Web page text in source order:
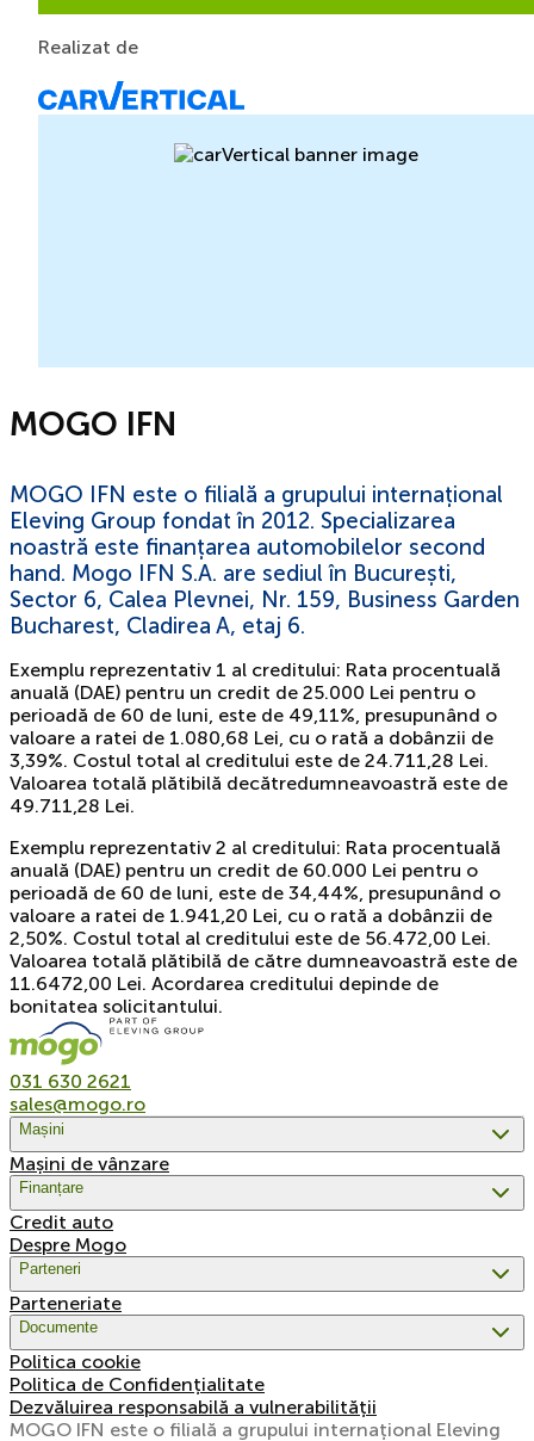
Realizat de
MOGO IFN
MOGO IFN este o filială a grupului internațional
Eleving Group fondat în 2012. Specializarea
noastră este finanțarea automobilelor second
hand. Mogo IFN S.A. are sediul în București,
Sector 6, Calea Plevnei, Nr. 159, Business Garden
Bucharest, Cladirea A, etaj 6.
Exemplu reprezentativ 1 al creditului: Rata procentuală
anuală (DAE) pentru un credit de 25.000 Lei pentru o
perioadă de 60 de luni, este de 49,11%, presupunând o
valoare a ratei de 1.080,68 Lei, cu o rată a dobânzii de
3,39%. Costul total al creditului este de 24.711,28 Lei.
Valoarea totală plătibilă decătredumneavoastră este de
49.711,28 Lei.
Exemplu reprezentativ 2 al creditului: Rata procentuală
anuală (DAE) pentru un credit de 60.000 Lei pentru o
perioadă de 60 de luni, este de 34,44%, presupunând o
valoare a ratei de 1.941,20 Lei, cu o rată a dobânzii de
2,50%. Costul total al creditului este de 56.472,00 Lei.
Valoarea totală plătibilă de către dumneavoastră este de
11.6472,00 Lei. Acordarea creditului depinde de
bonitatea solicitantului.
031 630 2621
sales@mogo.ro
Mașini
Mașini de vânzare
Finanțare
Credit auto
Despre Mogo
Parteneri
Parteneriate
Documente
Politica cookie
Politica de Confidențialitate
Dezvăluirea responsabilă a vulnerabilității
MOGO IFN este o filială a grupului internațional Eleving